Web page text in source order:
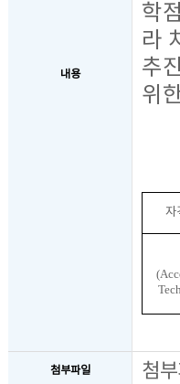
내용
학
라
추
위
자
첨부파일 첨